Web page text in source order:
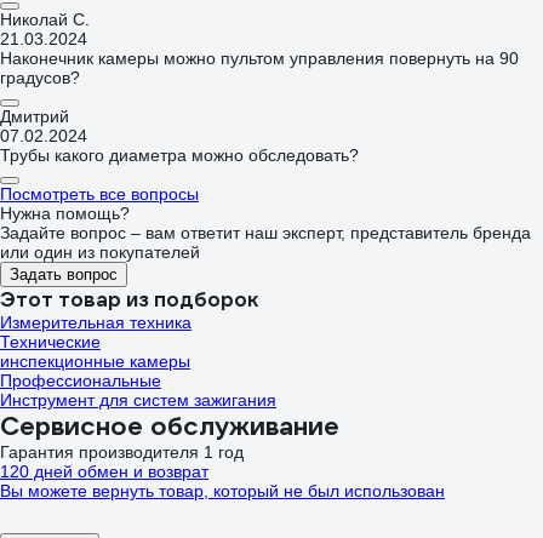
Николай С.
21.03.2024
Наконечник камеры можно пультом управления повернуть на 90
градусов?
Дмитрий
07.02.2024
Трубы какого диаметра можно обследовать?
Посмотреть все вопросы
Нужна помощь?
Задайте вопрос – вам ответит наш эксперт, представитель бренда
или один из покупателей
Задать вопрос
Этот товар из подборок
Измерительная техника
Технические
инспекционные камеры
Профессиональные
Инструмент для систем зажигания
Сервисное обслуживание
Гарантия производителя 1 год
120 дней обмен и возврат
Вы можете вернуть товар, который не был использован